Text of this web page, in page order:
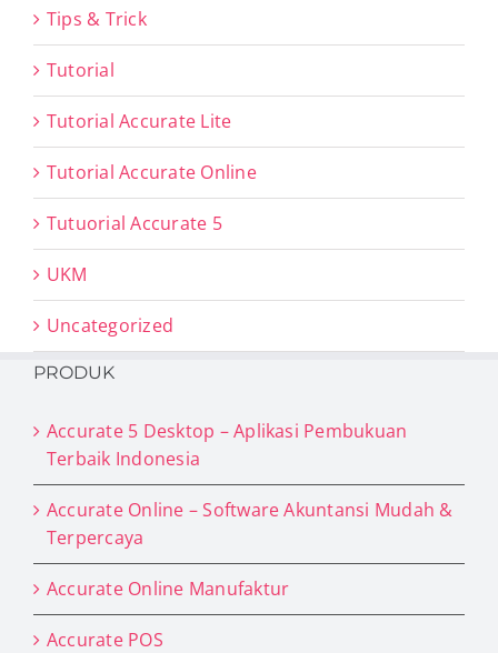
Tips & Trick
Tutorial
Tutorial Accurate Lite
Tutorial Accurate Online
Tutuorial Accurate 5
UKM
Uncategorized
PRODUK
Accurate 5 Desktop – Aplikasi Pembukuan
Terbaik Indonesia
Accurate Online – Software Akuntansi Mudah &
Terpercaya
Accurate Online Manufaktur
Accurate POS